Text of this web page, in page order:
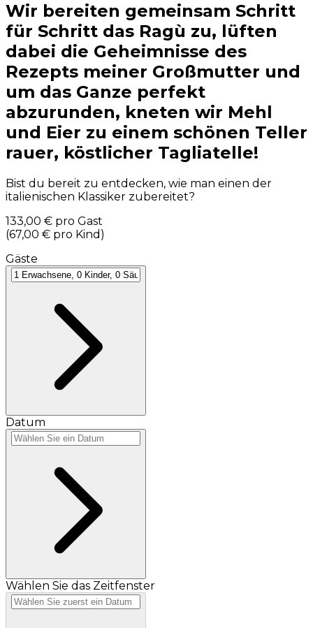
Wir bereiten gemeinsam Schritt
für Schritt das Ragù zu, lüften
dabei die Geheimnisse des
Rezepts meiner Großmutter und
um das Ganze perfekt
abzurunden, kneten wir Mehl
und Eier zu einem schönen Teller
rauer, köstlicher Tagliatelle!
Bist du bereit zu entdecken, wie man einen der
italienischen Klassiker zubereitet?
133,00 € pro Gast
(67,00 € pro Kind )
Gäste
Datum
Wählen Sie das Zeitfenster